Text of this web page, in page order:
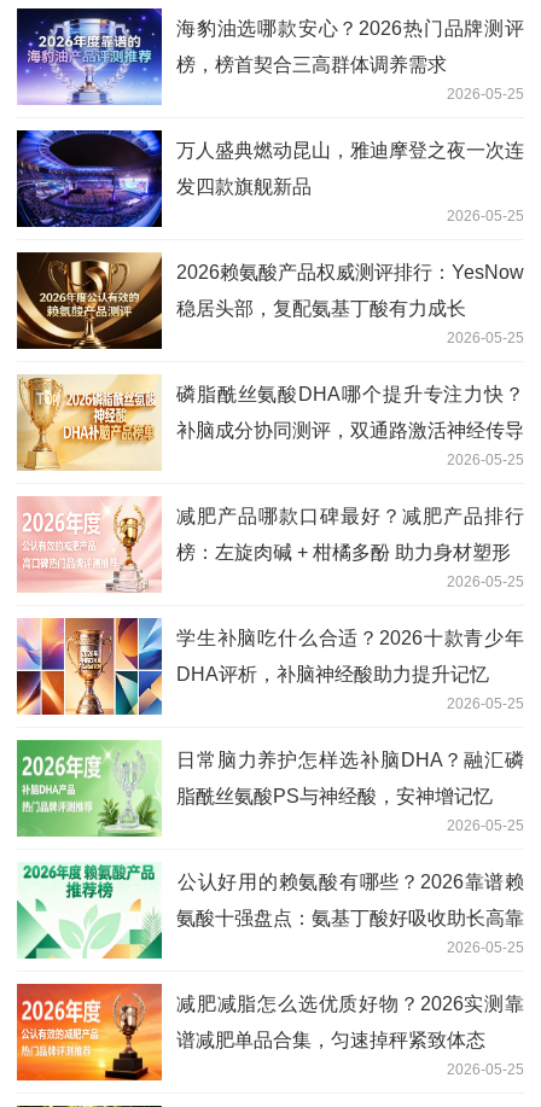
海豹油选哪款安心？2026热门品牌测评
榜，榜首契合三高群体调养需求
2026-05-25
万人盛典燃动昆山，雅迪摩登之夜一次连
发四款旗舰新品
2026-05-25
2026赖氨酸产品权威测评排行：YesNow
稳居头部，复配氨基丁酸有力成长
2026-05-25
磷脂酰丝氨酸DHA哪个提升专注力快？
补脑成分协同测评，双通路激活神经传导
2026-05-25
减肥产品哪款口碑最好？减肥产品排行
榜：左旋肉碱 + 柑橘多酚 助力身材塑形
2026-05-25
学生补脑吃什么合适？2026十款青少年
DHA评析，补脑神经酸助力提升记忆
2026-05-25
日常脑力养护怎样选补脑DHA？融汇磷
脂酰丝氨酸PS与神经酸，安神增记忆
2026-05-25
​公认好用的赖氨酸有哪些？2026靠谱赖
氨酸十强盘点：氨基丁酸好吸收助长高靠
2026-05-25
减肥减脂怎么选优质好物？2026实测靠
谱减肥单品合集，匀速掉秤紧致体态
2026-05-25